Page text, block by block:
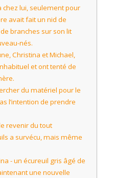
lui, seulement pour
avait fait un nid de
branches sur son lit
nés.
Christina et Michael,
et ont tenté de
du matériel pour le
l’intention de prendre
revenir du tout
a survécu, mais même
- un écureuil gris âgé de
une nouvelle